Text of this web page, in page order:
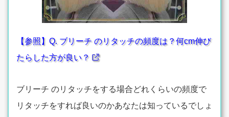
【参照】Q. ブリーチ のリタッチの頻度は？何cm伸び
たらした方が良い？
ブリーチ のリタッチをする場合どれくらいの頻度で
リタッチをすれば良いのかあなたは知っているでしょ